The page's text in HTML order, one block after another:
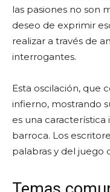
las pasiones no son
deseo de exprimir
realizar a través de
interrogantes.
Esta oscilación, que
infierno, mostrando
es una
barroca. Los
palabras y del juego